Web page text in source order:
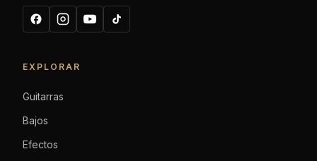
EXPLORAR
Guitarras
Bajos
Efectos